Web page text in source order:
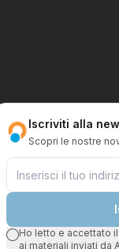
Iscriviti alla
Scopri le nostre
Ho letto e accettato
ai materiali inviati da